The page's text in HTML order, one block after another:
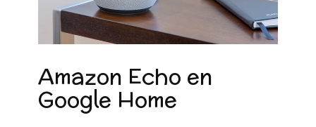
Amazon Echo en
Google Home